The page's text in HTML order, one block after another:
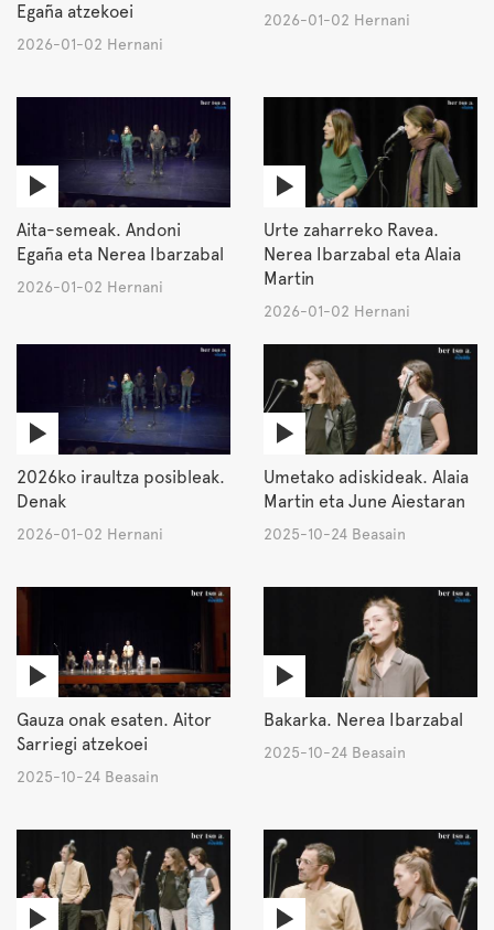
Egaña atzekoei
2026-01-02 Hernani
2026-01-02 Hernani
Aita-semeak. Andoni
Egaña eta Nerea Ibarzabal
2026-01-02 Hernani
Urte zaharreko Ravea.
Nerea Ibarzabal eta Alaia
Martin
2026-01-02 Hernani
2026ko iraultza posibleak.
Denak
2026-01-02 Hernani
Umetako adiskideak. Alaia
Martin eta June Aiestaran
2025-10-24 Beasain
Gauza onak esaten. Aitor
Sarriegi atzekoei
2025-10-24 Beasain
Bakarka. Nerea Ibarzabal
2025-10-24 Beasain